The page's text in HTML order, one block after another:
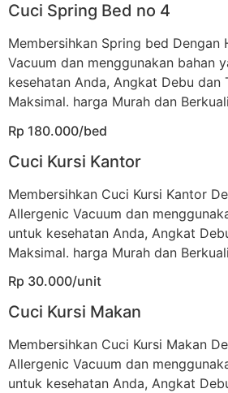
Cuci Spring Bed no 4
Membersihkan Spring bed Dengan
Vacuum dan menggunakan bahan
kesehatan Anda, Angkat Debu dan
Maksimal. harga Murah dan
Rp 180.000/bed
Cuci Kursi Kantor
Membersihkan Cuci Kursi Kantor
Allergenic Vacuum dan
untuk kesehatan Anda, Angkat
Maksimal. harga Murah dan
Rp 30.000/unit
Cuci Kursi Makan
Membersihkan Cuci Kursi Makan
Allergenic Vacuum dan
untuk kesehatan Anda, Angkat